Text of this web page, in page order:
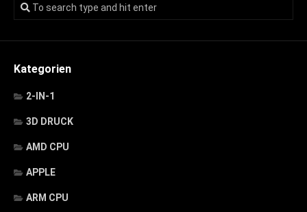
Kategorien
2-IN-1
3D DRUCK
AMD CPU
APPLE
ARM CPU